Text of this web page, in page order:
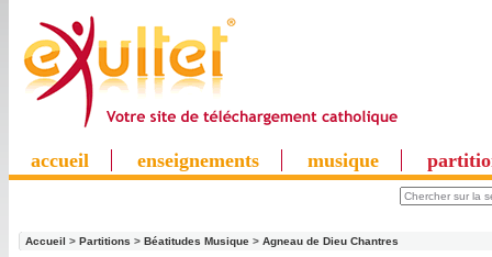
accueil enseignements musique
Accueil > Partitions > Béatitudes Musique > Agneau de Dieu Chantres